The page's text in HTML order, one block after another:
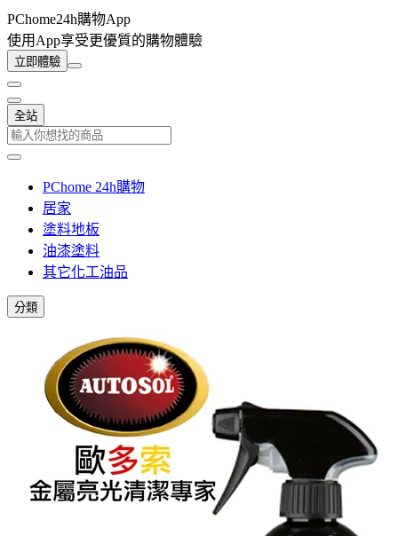
PChome24h購物App
使用App享受更優質的購物體驗
立即體驗
全站
PChome 24h購物
居家
塗料地板
油漆塗料
其它化工油品
分類